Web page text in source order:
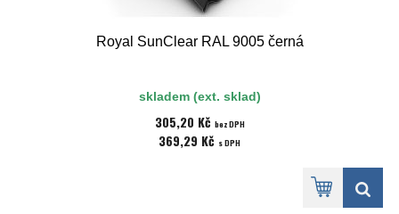
Royal SunClear RAL 9005 černá
skladem (ext. sklad)
305,20 Kč bez DPH
369,29 Kč s DPH